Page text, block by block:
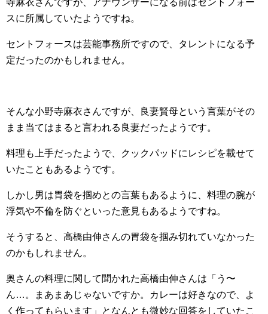
寺麻衣さんですが、アナウンサーになる前はセントフォー
スに所属していたようですね。
セントフォースは芸能事務所ですので、タレントになる予
定だったのかもしれません。
そんな小野寺麻衣さんですが、良妻賢母という言葉がその
まま当てはまると言われる良妻だったようです。
料理も上手だったようで、クックパッドにレシピを載せて
いたこともあるようです。
しかし男は胃袋を掴めとの言葉もあるように、料理の腕が
浮気や不倫を防ぐといった意見もあるようですね。
そうすると、高橋由伸さんの胃袋を掴み切れていなかった
のかもしれません。
奥さんの料理に関して聞かれた高橋由伸さんは「う〜
ん…。まあまあじゃないですか。カレーは好きなので、よ
く作ってもらいます」となんとも微妙な回答をしていたこ